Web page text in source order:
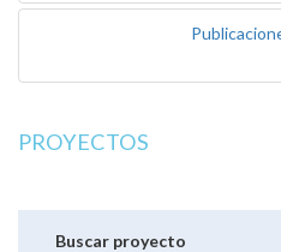
PROYECTOS
Buscar proyecto